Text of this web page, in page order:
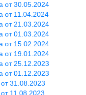
от 30.05.2024
от 11.04.2024
от 21.03.2024
от 01.03.2024
от 15.02.2024
от 19.01.2024
от 25.12.2023
от 01.12.2023
31.08.2023
11.08.2023